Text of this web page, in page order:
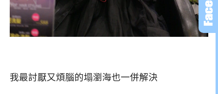
我最討厭又煩腦的塌瀏海也一併解決